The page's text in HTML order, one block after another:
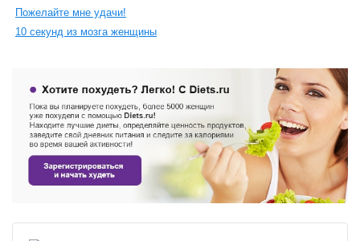
Пожелайте мне удачи!
10 секунд из мозга женщины